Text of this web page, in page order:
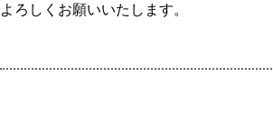
よろしくお願いいたします。